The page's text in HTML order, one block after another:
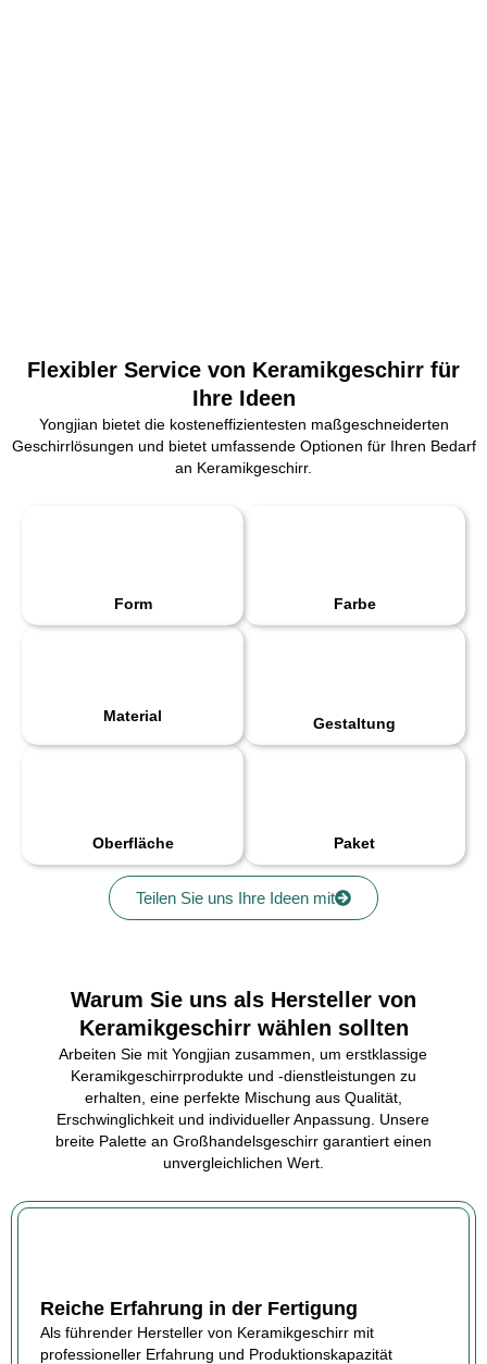
Flexibler Service von Keramikgeschirr für
Ihre Ideen
Yongjian bietet die kosteneffizientesten maßgeschneiderten
Geschirrlösungen und bietet umfassende Optionen für Ihren Bedarf
an Keramikgeschirr.
Form Farbe
Material Gestaltung
Oberfläche Paket
Teilen Sie uns Ihre Ideen mit
Warum Sie uns als Hersteller von
Keramikgeschirr wählen sollten
Arbeiten Sie mit Yongjian zusammen, um erstklassige
Keramikgeschirrprodukte und -dienstleistungen zu
erhalten, eine perfekte Mischung aus Qualität,
Erschwinglichkeit und individueller Anpassung. Unsere
breite Palette an Großhandelsgeschirr garantiert einen
unvergleichlichen Wert.
Reiche Erfahrung in der Fertigung
Als führender Hersteller von Keramikgeschirr mit
professioneller Erfahrung und Produktionskapazität